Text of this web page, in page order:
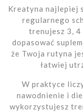
Kreatyna najlepiej
regularnego
trenujesz 3, 4
dopasować
że Twoja rutyna
łatwiej
W praktyce
nawodnienie i
wykorzystujesz